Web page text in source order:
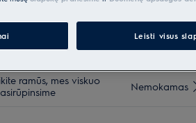
Pristatymas į namus su užnešimu €20
Pratęsta garantija + 3 metams
ramūs, mes viskuo
Nemokamas
Leisti visus